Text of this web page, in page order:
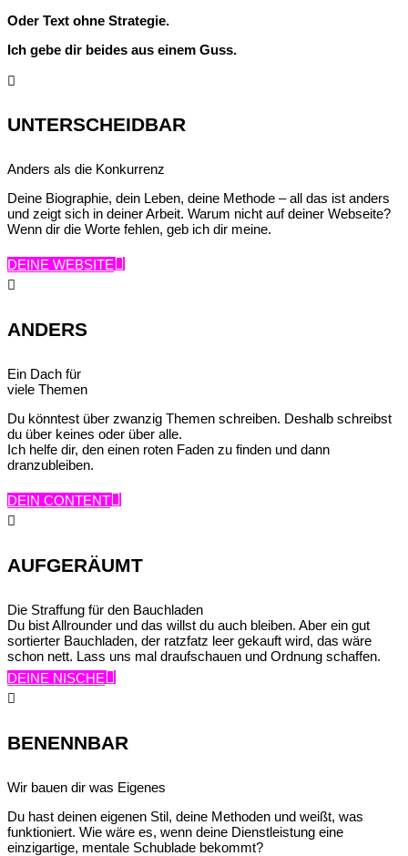
Oder Text ohne Strategie.
Ich gebe dir beides aus einem Guss.

UNTERSCHEIDBAR
Anders als die Konkurrenz
Deine Biographie, dein Leben, deine Methode – all das ist anders
und zeigt sich in deiner Arbeit. Warum nicht auf deiner Webseite?
Wenn dir die Worte fehlen, geb ich dir meine.
DEINE WEBSITE

ANDERS
Ein Dach für
viele Themen
Du könntest über zwanzig Themen schreiben. Deshalb schreibst
du über keines oder über alle.
Ich helfe dir, den einen roten Faden zu finden und dann
dranzubleiben.
DEIN CONTENT

AUFGERÄUMT
Die Straffung für den Bauchladen
Du bist Allrounder und das willst du auch bleiben. Aber ein gut
sortierter Bauchladen, der ratzfatz leer gekauft wird, das wäre
schon nett. Lass uns mal draufschauen und Ordnung schaffen.
DEINE NISCHE

BENENNBAR
Wir bauen dir was Eigenes
Du hast deinen eigenen Stil, deine Methoden und weißt, was
funktioniert. Wie wäre es, wenn deine Dienstleistung eine
einzigartige, mentale Schublade bekommt?